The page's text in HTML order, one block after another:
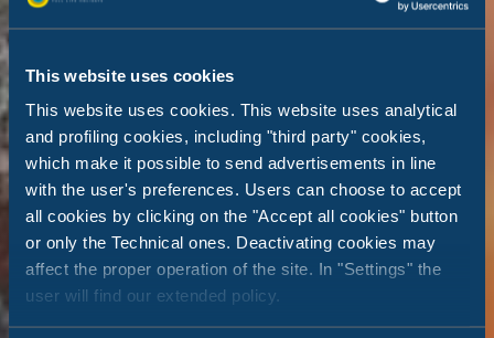
This website uses cookies
This website uses cookies. This website uses analytical
and profiling cookies, including "third party" cookies,
which make it possible to send advertisements in line
with the user's preferences. Users can choose to accept
all cookies by clicking on the "Accept all cookies" button
or only the Technical ones. Deactivating cookies may
affect the proper operation of the site. In "Settings" the
user will find our extended policy.